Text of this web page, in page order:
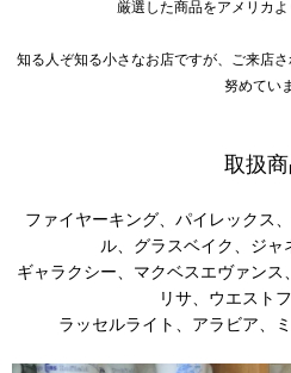
厳選した商品をアメリカ
知る人ぞ知る小さなお店ですが、ご来店
努めてい
取扱
ファイヤーキング、パイレックス
ル、グラスベイク、ジャ
ギャラクシー、マクベスエヴァン
リサ、ウエスト
ラッセルライト、アラビア、